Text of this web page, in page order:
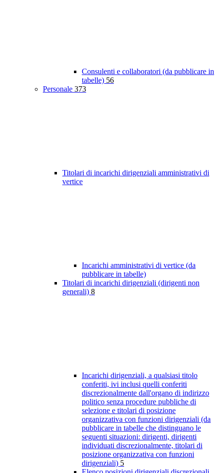
Consulenti e collaboratori (da pubblicare in
tabelle) 56
Personale 373
Titolari di incarichi dirigenziali amministrativi di
vertice
Incarichi amministrativi di vertice (da
pubblicare in tabelle)
Titolari di incarichi dirigenziali (dirigenti non
generali) 8
Incarichi dirigenziali, a qualsiasi titolo
conferiti, ivi inclusi quelli conferiti
discrezionalmente dall'organo di indirizzo
politico senza procedure pubbliche di
selezione e titolari di posizione
organizzativa con funzioni dirigenziali (da
pubblicare in tabelle che distinguano le
seguenti situazioni: dirigenti, dirigenti
individuati discrezionalmente, titolari di
posizione organizzativa con funzioni
dirigenziali) 5